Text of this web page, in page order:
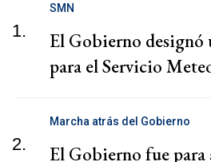
1.
SMN
El Gobierno designó
para el Servicio
2.
Marcha atrás del Gobierno
El Gobierno fue